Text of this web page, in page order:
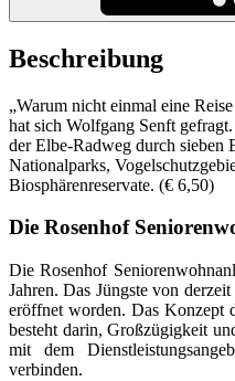
Beschreibung
„Warum nicht einmal eine
hat sich Wolfgang Senft
der Elbe-Radweg durch sieben
Nationalparks,
Biosphärenreservate. (€ 6,50)
Die Rosenhof
Die Rosenhof
Jahren. Das Jüngste von
eröffnet worden. Das Konzept
besteht darin, Großzügigkeit
mit dem
verbinden.